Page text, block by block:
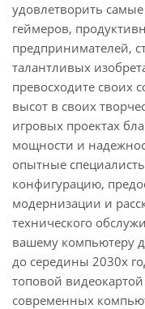
удовлетворить
геймеров,
предпринимателей,
талантливых
превосходите своих
высот в своих
игровых проектах
мощности и
опытные
конфигурацию,
модернизации и
технического
вашему компьютеру
до середины 2030х
топовой
современных